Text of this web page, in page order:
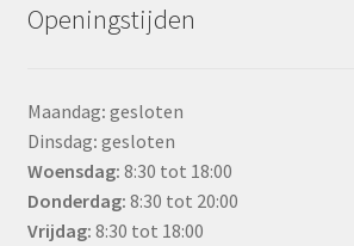
Openingstijden
Maandag: gesloten
Dinsdag: gesloten
Woensdag: 8:30 tot 18:00
Donderdag: 8:30 tot 20:00
Vrijdag: 8:30 tot 18:00